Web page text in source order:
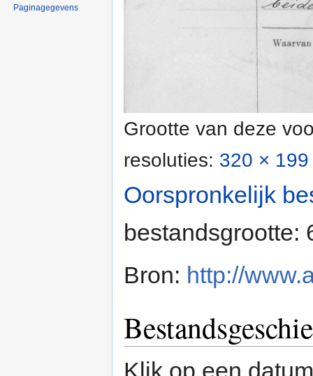
Grootte van deze
resoluties: 320 ×
Oorspronkelijk
bestandsgrootte:
Bron: http://
Klik op een
Paginagegevens